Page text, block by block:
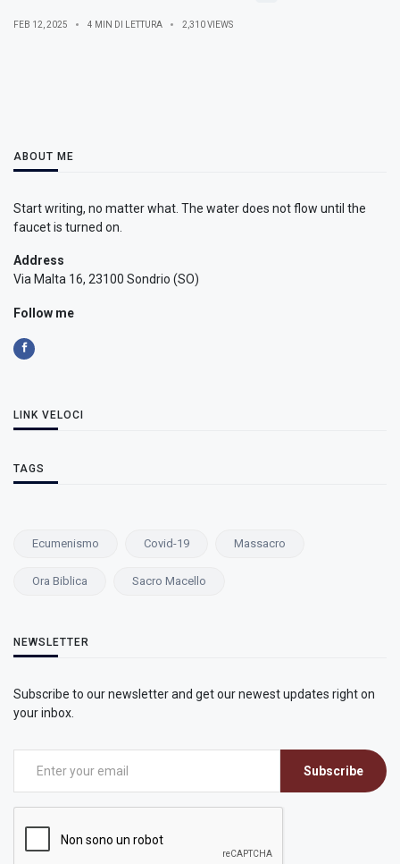
FEB 12, 2025 4 MIN DI LETTURA 2,310 VIEWS
ABOUT ME
Start writing, no matter what. The water does not flow until the
faucet is turned on.
Address
Via Malta 16, 23100 Sondrio (SO)
Follow me
LINK VELOCI
TAGS
Ecumenismo Covid-19 Massacro
Ora Biblica Sacro Macello
NEWSLETTER
Subscribe to our newsletter and get our newest updates right on
your inbox.
Subscribe